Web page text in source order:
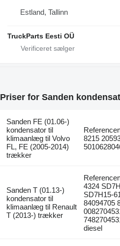
Estland, Tallinn
TruckParts Eesti OÜ
Priser for Sanden
Sanden FE (01.06-)
kondensator til
klimaanlæg til Volvo
FL, FE (2005-2014)
trækker
8215
Sanden T (01.13-)
kondensator til
klimaanlæg til Renault
T (2013-) trækker
4324
SD7H15-
84094705
diesel